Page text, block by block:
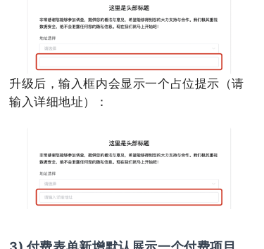
升级后，输入框内会显示一个占位提示（请
输入详细地址）：